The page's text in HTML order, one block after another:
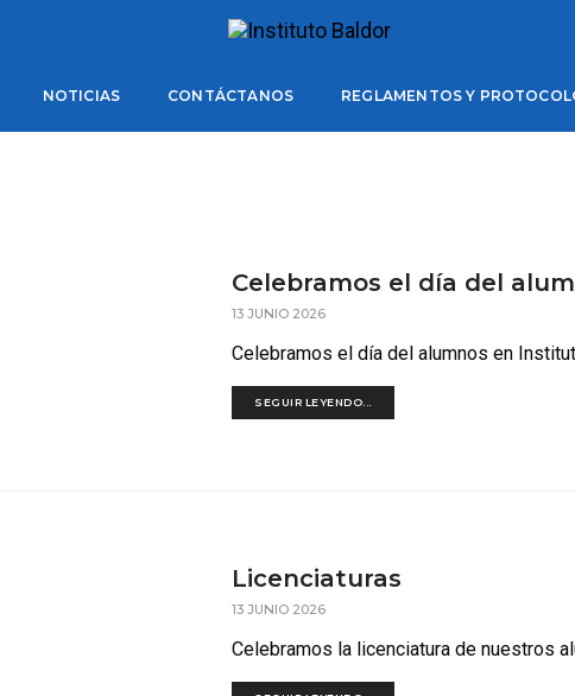
NOTICIAS CONTÁCTANOS REGLAMENTOS Y
Celebramos el día del
13 JUNIO 2026
Celebramos el día del alumnos en
SEGUIR LEYENDO...
Licenciaturas
13 JUNIO 2026
Celebramos la licenciatura de nuestros